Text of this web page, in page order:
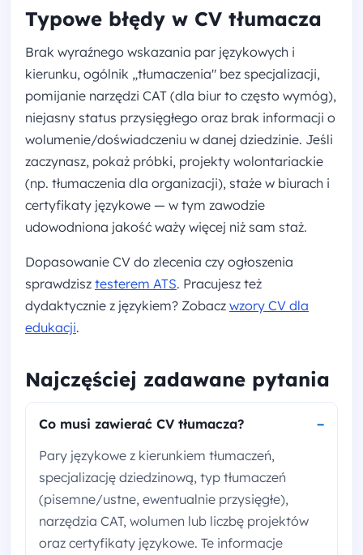
Typowe błędy w CV tłumacza
Brak wyraźnego wskazania par językowych i
kierunku, ogólnik „tłumaczenia" bez specjalizacji,
pomijanie narzędzi CAT (dla biur to często wymóg),
niejasny status przysięgłego oraz brak informacji o
wolumenie/doświadczeniu w danej dziedzinie. Jeśli
zaczynasz, pokaż próbki, projekty wolontariackie
(np. tłumaczenia dla organizacji), staże w biurach i
certyfikaty językowe — w tym zawodzie
udowodniona jakość waży więcej niż sam staż.
Dopasowanie CV do zlecenia czy ogłoszenia
sprawdzisz testerem ATS. Pracujesz też
dydaktycznie z językiem? Zobacz wzory CV dla
edukacji.
Najczęściej zadawane pytania
Co musi zawierać CV tłumacza?
Pary językowe z kierunkiem tłumaczeń,
specjalizację dziedzinową, typ tłumaczeń
(pisemne/ustne, ewentualnie przysięgłe),
narzędzia CAT, wolumen lub liczbę projektów
oraz certyfikaty językowe. Te informacje